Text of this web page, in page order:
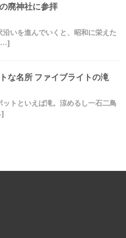
廃神社に参拝
いを進んでいくと、昭和に栄えた
[…]
な名所 ファイブライトの滝
トといえば滝。涼めるし一石二鳥